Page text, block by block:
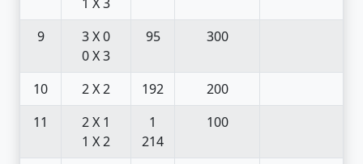
9
3 X 0
0 X 3
95 300
10 2 X 2 192
200
11
2 X 1
1 X 2
1
214
100